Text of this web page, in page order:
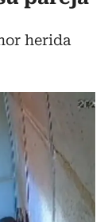
herida